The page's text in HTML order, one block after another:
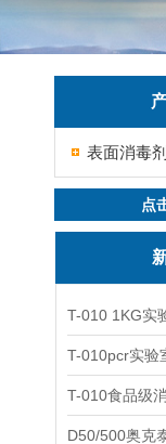
表面消毒剂
点
T-010 1KG实
T-010pcr实验
T-010食品级